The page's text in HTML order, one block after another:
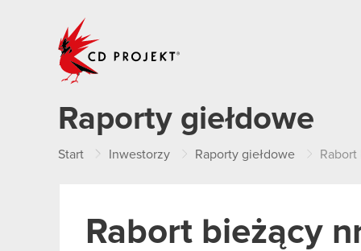
Raporty giełdowe
Start Inwestorzy Raporty giełdowe Rabort
Rabort bieżący